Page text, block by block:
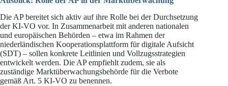
Die AP bereitet sich aktiv auf ihre Rolle bei der Durchsetzung
der KI-VO vor. In Zusammenarbeit mit anderen nationalen
und europäischen Behörden – etwa im Rahmen der
niederländischen Kooperationsplattform für digitale Aufsicht
(SDT) – sollen konkrete Leitlinien und Vollzugsstrategien
entwickelt werden. Die AP empfiehlt zudem, sie als
zuständige Marktüberwachungsbehörde für die Verbote
gemäß Art. 5 KI-VO zu benennen.